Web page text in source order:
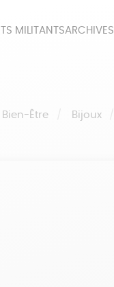
MILITANTSARCHIVES
Bien-Être Bijoux